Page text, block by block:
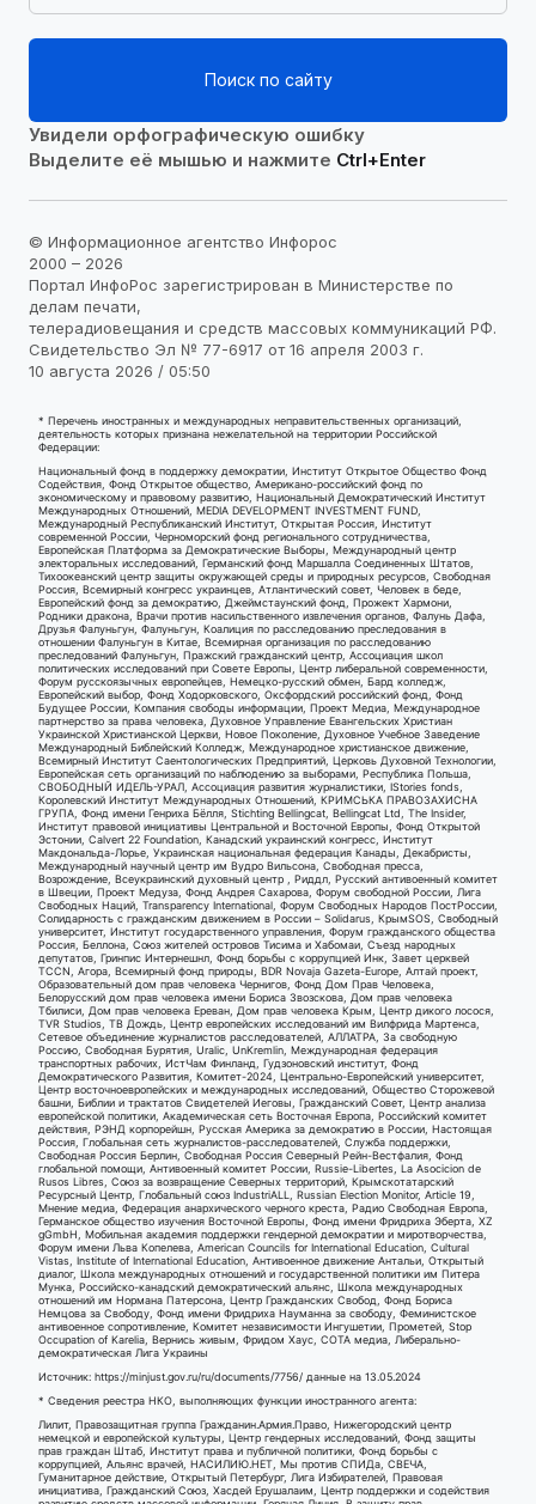
Поиск по сайту
Увидели орфографическую ошибку
Выделите её мышью и нажмите Ctrl+Enter
© Информационное агентство Инфорос
2000 – 2026
Портал ИнфоРос зарегистрирован в Министерстве по
делам печати,
телерадиовещания и средств массовых коммуникаций РФ.
Свидетельство Эл № 77-6917 от 16 апреля 2003 г.
10 августа 2026 / 05:50